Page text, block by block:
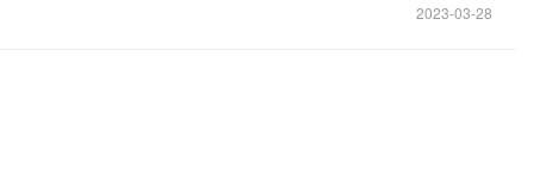
2023-03-28